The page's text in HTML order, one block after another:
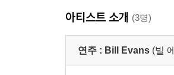
아티스트 소개 (3명)
연주 : Bill Evans (빌